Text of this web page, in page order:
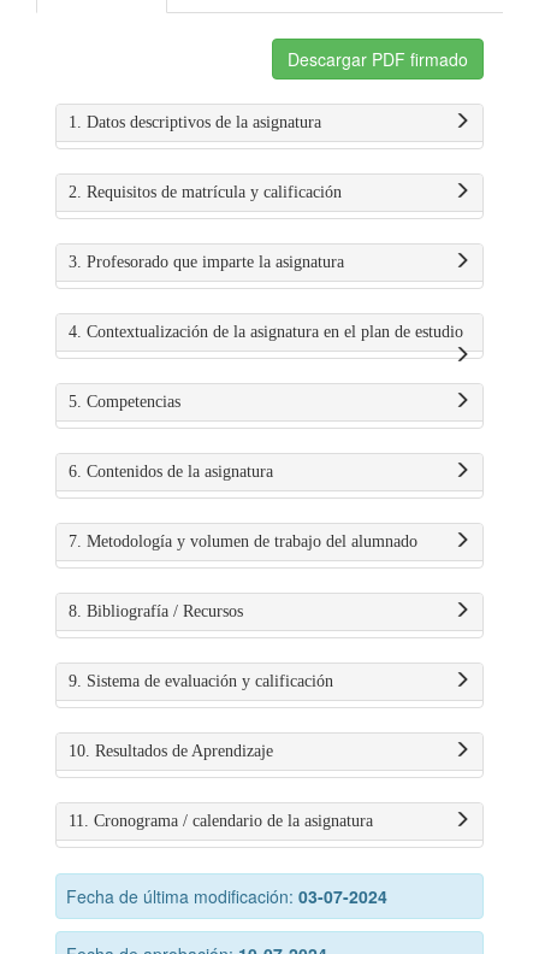
Descargar PDF firmado
1. Datos descriptivos de la asignatura
2. Requisitos de matrícula y calificación
3. Profesorado que imparte la asignatura
4. Contextualización de la asignatura en el plan de estudio
5. Competencias
6. Contenidos de la asignatura
7. Metodología y volumen de trabajo del alumnado
8. Bibliografía / Recursos
9. Sistema de evaluación y calificación
10. Resultados de Aprendizaje
11. Cronograma / calendario de la asignatura
Fecha de última modificación: 03-07-2024